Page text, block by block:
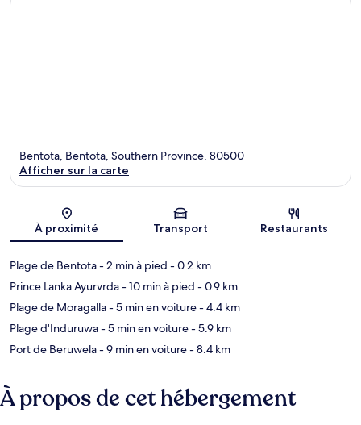
Carte
Bentota, Bentota, Southern Province, 80500
Afficher sur la carte
À proximité Transport Restaurants
Plage de Bentota- 2 min à pied - 0.2 km
Prince Lanka Ayurvrda- 10 min à pied - 0.9 km
Plage de Moragalla- 5 min en voiture- 4.4 km
Plage d'Induruwa- 5 min en voiture- 5.9 km
Port de Beruwela- 9 min en voiture- 8.4 km
À propos de cet hébergement